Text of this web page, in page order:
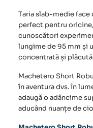
Taria slab-medie
perfect pentru
cunoscători
lungime de 95 mm și
concentrată și
Machetero Short
în aventura dvs. în
adaugă o adâncime
aducând nuanțe de